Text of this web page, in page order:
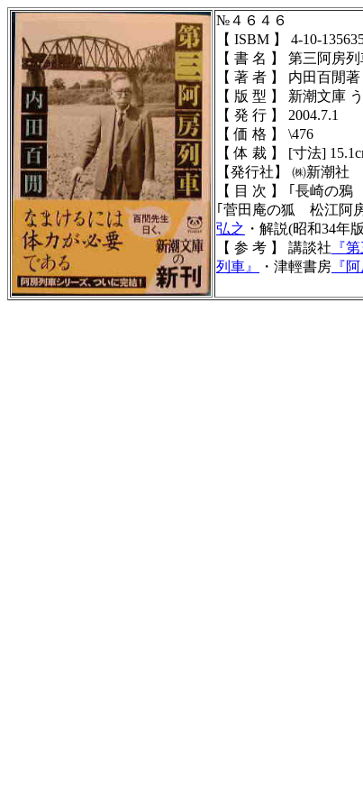
№４６４６
【 ISBM 】 4-10-
【 書 名 】 第三阿房
【 著 者 】 内田百閒著
【 版 型 】 新潮文庫
【 発 行 】 2004.7.1
【 価 格 】 \476
【 体 裁 】 [寸法]
【発行社】 ㈱新潮社
【 目 次 】 ｢長崎の
｢菅田庵の狐 松江阿
弘之 ・解説(昭和34年
【 参 考 】 講談社 『
列車』
・津輕書房 『